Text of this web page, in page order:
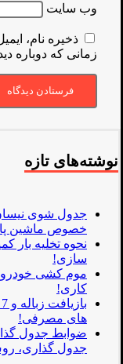
وب‌ سایت
ذخیره نام،
زمانی که دوباره
نوشته‌های تازه
خصوص ماشین
سازی!
کاری!
های مصرفی!
جدول گذاری،